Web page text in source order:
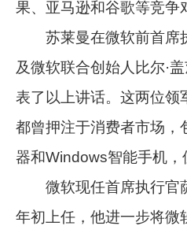
果、亚马逊和谷歌等竞争
苏莱曼在微软前首席
及微软联合创始人比尔·
表了以上讲话。这两位领
都曾押注于消费者市场，
器和Windows智能手机，
微软现任首席执行官
年初上任，他进一步将微